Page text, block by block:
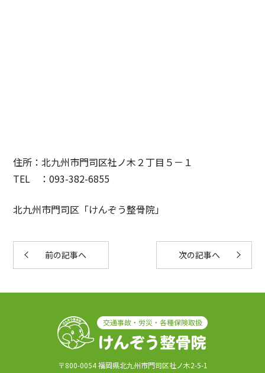
住所：北九州市門司区社ノ木２丁目５－１
TEL ：093-382-6855
北九州市門司区「けんぞう整骨院」
前の記事へ 次の記事へ
〒800-0054 福岡県北九州市門司区社ノ木2-5-1